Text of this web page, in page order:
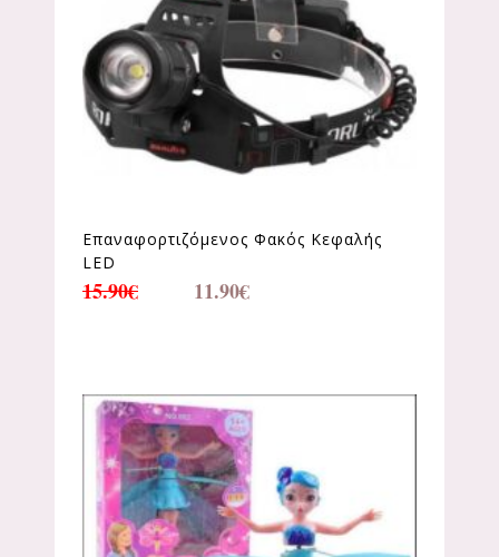
Επαναφορτιζόμενος Φακός Κεφαλής
LED
15.90€ 11.90€